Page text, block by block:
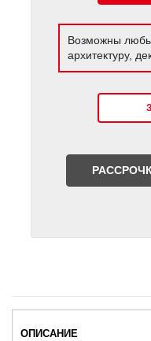
Возможны
архитектуру,
ОПИСАНИЕ